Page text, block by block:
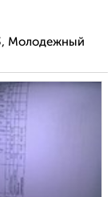
Молодежный